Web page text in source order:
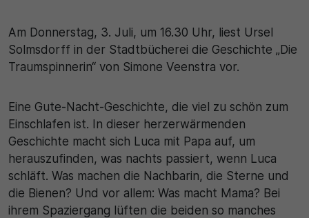
Am Donnerstag, 3. Juli, um 16.30 Uhr, liest Ursel
Solmsdorff in der Stadtbücherei die Geschichte „Die
Traumspinnerin“ von Simone Veenstra vor.
Eine Gute-Nacht-Geschichte, die viel zu schön zum
Einschlafen ist. In dieser herzerwärmenden
Geschichte macht sich Luca mit Papa auf, um
herauszufinden, was nachts passiert, wenn Luca
schläft. Was machen die Nachbarin, die Sterne und
die Bienen? Und vor allem: Was macht Mama? Bei
ihrem Spaziergang lüften die beiden so manches